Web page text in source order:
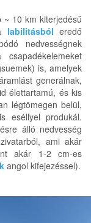
~ 10 km kiterjedésű
labilitásból eredő
nedvességnek
is, amelyek
generálnak,
élettartamú, és kis
légtömegen belül,
eséllyel produkál.
álló nedvesség
ami akár
akár 1-2 cm-es
angol kifejezéssel).